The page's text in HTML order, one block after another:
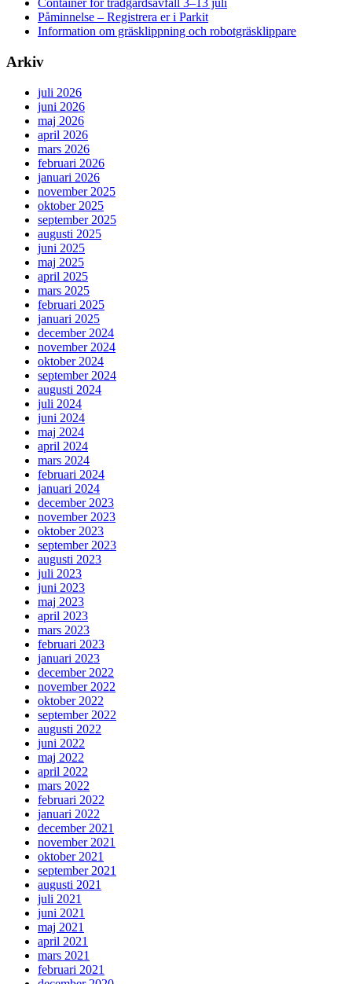
Container för trädgårdsavfall 3–13 juli
Påminnelse – Registrera er i Parkit
Information om gräsklippning och robotgräsklippare
Arkiv
juli 2026
juni 2026
maj 2026
april 2026
mars 2026
februari 2026
januari 2026
november 2025
oktober 2025
september 2025
augusti 2025
juni 2025
maj 2025
april 2025
mars 2025
februari 2025
januari 2025
december 2024
november 2024
oktober 2024
september 2024
augusti 2024
juli 2024
juni 2024
maj 2024
april 2024
mars 2024
februari 2024
januari 2024
december 2023
november 2023
oktober 2023
september 2023
augusti 2023
juli 2023
juni 2023
maj 2023
april 2023
mars 2023
februari 2023
januari 2023
december 2022
november 2022
oktober 2022
september 2022
augusti 2022
juni 2022
maj 2022
april 2022
mars 2022
februari 2022
januari 2022
december 2021
november 2021
oktober 2021
september 2021
augusti 2021
juli 2021
juni 2021
maj 2021
april 2021
mars 2021
februari 2021